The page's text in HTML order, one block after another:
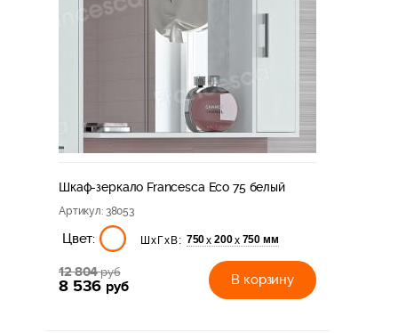
Шкаф-зеркало Francesca Eco 75 белый
Артикул: 38053
Цвет: ШхГхВ: 750х 200х 750 мм
12 804руб
8 536 руб В корзину